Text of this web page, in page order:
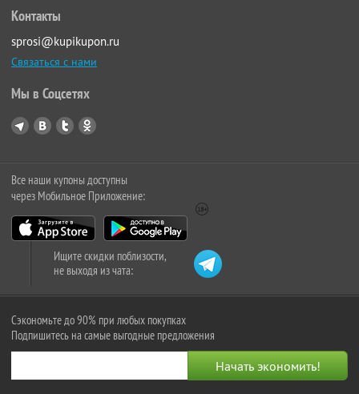
Контакты
sprosi@kupikupon.ru
Связаться с нами
Мы в Соцсетях
Все наши купоны доступны
через Мобильное Приложение:
Ищите скидки поблизости,
не выходя из чата:
Сэкономьте до 90% при любых покупках
Подпишитесь на самые выгодные предложения